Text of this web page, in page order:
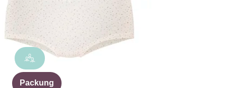
Packung